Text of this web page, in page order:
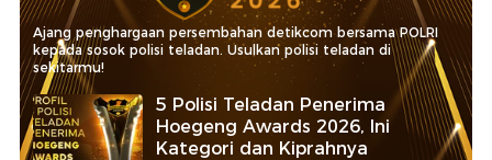
Ajang penghargaan persembahan detikcom bersama POLRI
kepada sosok polisi teladan. Usulkan polisi teladan di
sekitarmu!
5 Polisi Teladan Penerima
Hoegeng Awards 2026, Ini
Kategori dan Kiprahnya